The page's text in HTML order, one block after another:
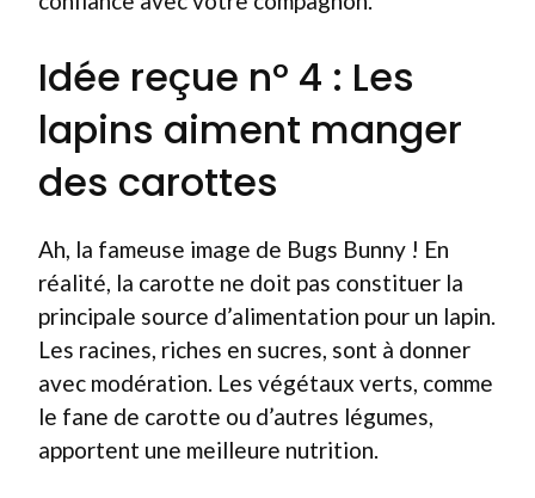
Idée reçue n° 4 : Les
lapins aiment manger
des carottes
Ah, la fameuse image de Bugs Bunny ! En
réalité, la carotte ne doit pas constituer la
principale source d’alimentation pour un lapin.
Les racines, riches en sucres, sont à donner
avec modération. Les végétaux verts, comme
le fane de carotte ou d’autres légumes,
apportent une meilleure nutrition.